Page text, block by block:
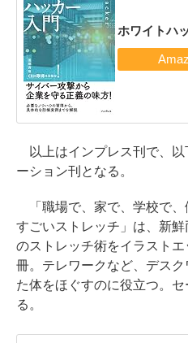
ホワイトハ
以上はインプレス刊で、以
ーション刊となる。
「職場で、家で、学校で、
すごいストレッチ」は、新
のストレッチ術をイラスト
冊。テレワークなど、デス
た体をほぐすのに役立つ。
る。